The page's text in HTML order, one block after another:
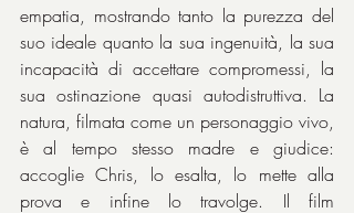
empatia, mostrando tanto la purezza del
suo ideale quanto la sua ingenuità, la sua
incapacità di accettare compromessi, la
sua ostinazione quasi autodistruttiva. La
natura, filmata come un personaggio vivo,
è al tempo stesso madre e giudice:
accoglie Chris, lo esalta, lo mette alla
prova e infine lo travolge. Il film